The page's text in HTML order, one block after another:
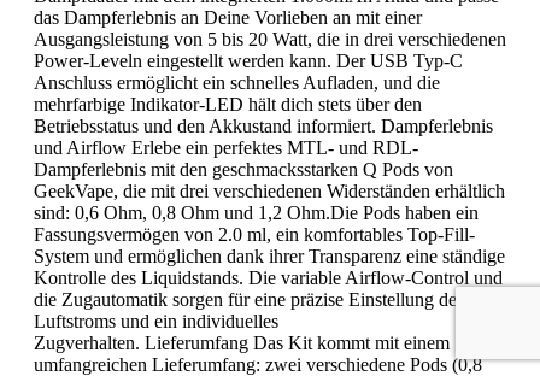
das Dampferlebnis an Deine Vorlieben an mit einer
Ausgangsleistung von 5 bis 20 Watt, die in drei verschiedenen
Power-Leveln eingestellt werden kann. Der USB Typ-C
Anschluss ermöglicht ein schnelles Aufladen, und die
mehrfarbige Indikator-LED hält dich stets über den
Betriebsstatus und den Akkustand informiert. Dampferlebnis
und Airflow Erlebe ein perfektes MTL- und RDL-
Dampferlebnis mit den geschmacksstarken Q Pods von
GeekVape, die mit drei verschiedenen Widerständen erhältlich
sind: 0,6 Ohm, 0,8 Ohm und 1,2 Ohm.Die Pods haben ein
Fassungsvermögen von 2.0 ml, ein komfortables Top-Fill-
System und ermöglichen dank ihrer Transparenz eine ständige
Kontrolle des Liquidstands. Die variable Airflow-Control und
die Zugautomatik sorgen für eine präzise Einstellung des
Luftstroms und ein individuelles
Zugverhalten. Lieferumfang Das Kit kommt mit einem
umfangreichen Lieferumfang: zwei verschiedene Pods (0,8